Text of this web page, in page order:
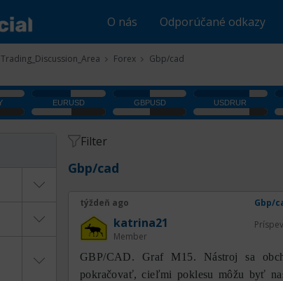
O nás Odporúčané odkazy
Trading_Discussion_Area Forex Gbp/cad
Filter
Gbp/cad
týždeň ago Gbp/
katrina21
Member
GBP/CAD. Graf M15. Nástroj sa
pokračovať, cieľmi poklesu môžu byť